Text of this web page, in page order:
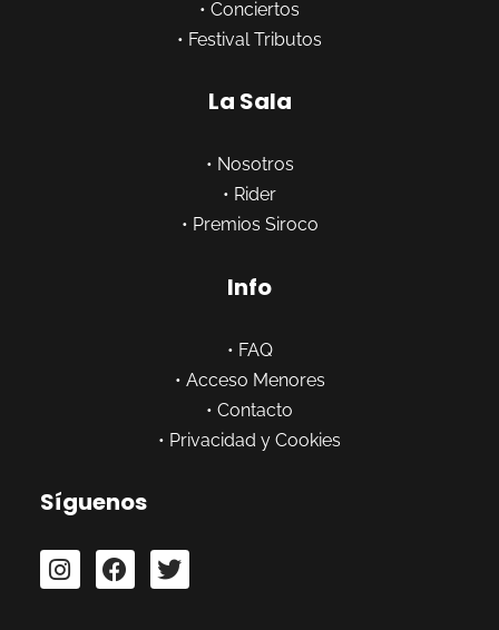
• Conciertos
• Festival Tributos
La Sala
• Nosotros
• Rider
• Premios Siroco
Info
• FAQ
• Acceso Menores
• Contacto
• Privacidad y Cookies
Síguenos